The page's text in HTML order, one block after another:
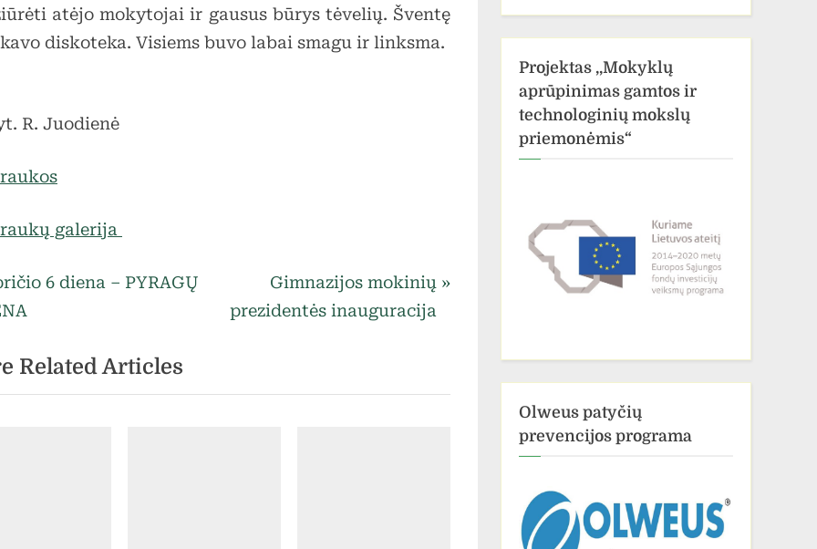
atėjo mokytojai ir gausus būrys tėvelių. Šventę
diskoteka. Visiems buvo labai smagu ir linksma.
R. Juodienė
galerija
6 diena – PYRAGŲ
N
e
P
Gimnazijos mokinių
prezidentės inauguracija
Related Articles
Projektas ,,Mokyklų
aprūpinimas gamtos ir
technologinių mokslų
priemonėmis“
Olweus patyčių
prevencijos programa